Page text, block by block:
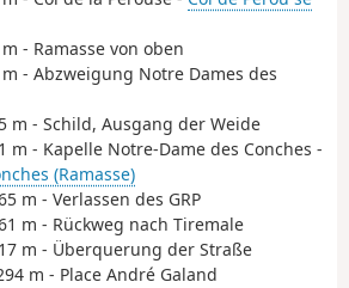
- Ramasse von oben
- Abzweigung Notre Dames des
m - Schild, Ausgang der Weide
m - Kapelle Notre-Dame des Conches -
(Ramasse)
m - Verlassen des GRP
m - Rückweg nach Tiremale
m - Überquerung der Straße
m - Place André Galand